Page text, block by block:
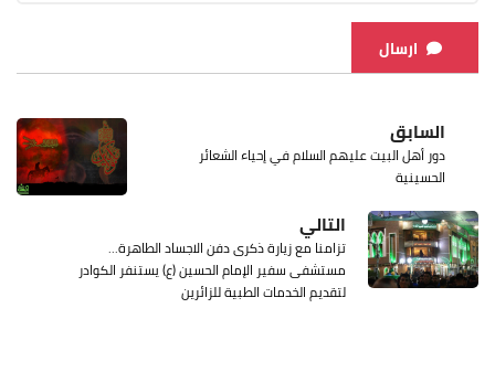
ارسال
السابق
دور أهل البيت عليهم السلام في إحياء الشعائر
الحسينية
التالي
تزامنا مع زيارة ذكرى دفن الاجساد الطاهرة...
مستشفى سفير الإمام الحسين (ع) يستنفر الكوادر
لتقديم الخدمات الطبية للزائرين